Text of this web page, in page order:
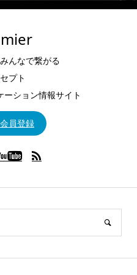
んなで繋がる
プト
ーション情報サイト
員登録